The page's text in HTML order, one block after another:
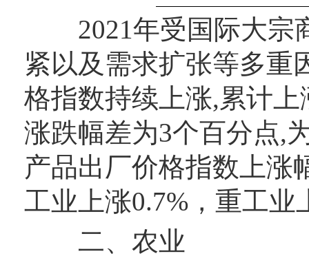
2021年受国际大宗
紧以及需求扩张等多重
格指数持续上涨,累计上
涨跌幅差为3个百分点,
产品出厂价格指数上涨
工业上涨0.7%，重工业
二、农业